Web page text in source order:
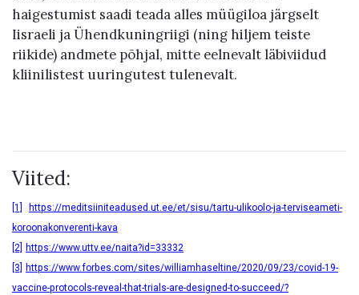
haigestumist saadi teada alles müügiloa järgselt
Iisraeli ja Ühendkuningriigi (ning hiljem teiste
riikide) andmete põhjal, mitte eelnevalt läbiviidud
kliinilistest uuringutest tulenevalt.
Viited:
[1]
https://meditsiiniteadused.ut.ee/et/sisu/tartu-ulikoolo-ja-terviseameti-
koroonakonverenti-kava
[2]
https://www.uttv.ee/naita?id=33332
[3]
https://www.forbes.com/sites/williamhaseltine/2020/09/23/covid-19-
vaccine-protocols-reveal-that-trials-are-designed-to-succeed/?